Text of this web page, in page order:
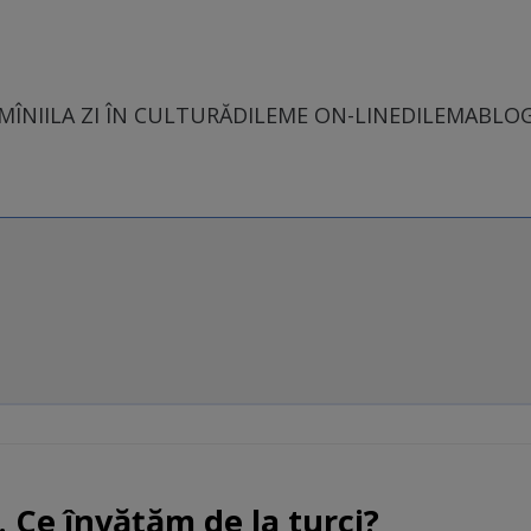
LA ZI ÎN CULTURĂDILEME ON-LINE
învăţăm de la turci?